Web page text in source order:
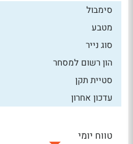
סימבול
מטבע
סוג נייר
הון רשום למסחר
סטיית תקן
עדכון אחרון
טווח יומי